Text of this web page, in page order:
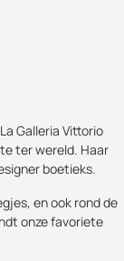
Galleria Vittorio
ter wereld. Haar
boetieks.
en ook rond de
onze favoriete